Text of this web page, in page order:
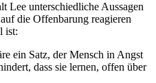
Lee unterschiedliche Aussagen
die Offenbarung reagieren
ist:
ein Satz, der Mensch in Angst
dass sie lernen, offen über